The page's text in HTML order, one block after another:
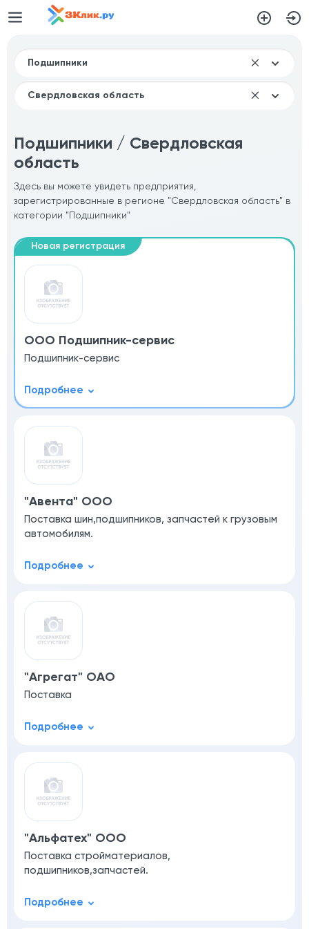
Подшипники / Свердловская
область
Здесь вы можете увидеть предприятия,
зарегистрированные в регионе "Свердловская область" в
категории "Подшипники"
ООО Подшипник-сервис
Подшипник-сервис
"Авента" ООО
Поставка шин,подшипников, запчастей к грузовым
автомобилям.
"Агрегат" ОАО
Поставка
"Альфатех" ООО
Поставка стройматериалов,
подшипников,запчастей.